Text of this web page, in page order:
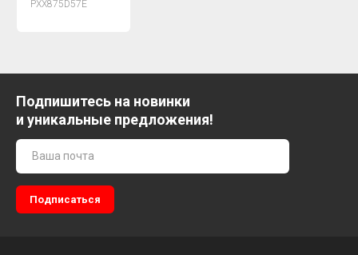
PXX875D57E
Подпишитесь на новинки
и уникальные предложения!